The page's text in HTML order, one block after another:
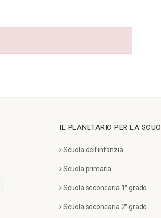
IL PLANETARIO PER LA
Scuola dell’infanzia
Scuola primaria
Scuola secondaria 1° grado
Scuola secondaria 2° grado